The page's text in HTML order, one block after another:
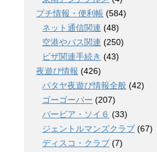
プチ情報・便利帳 (584)
ネット通信関連 (48)
空港やバス関連 (250)
ビザ関連手続き (43)
夜遊び情報 (426)
パタヤ夜遊び情報全般 (42)
ゴーゴーバー (207)
バービア・ソイ６ (33)
ジェントルマンズクラブ (67)
ディスコ・クラブ (7)